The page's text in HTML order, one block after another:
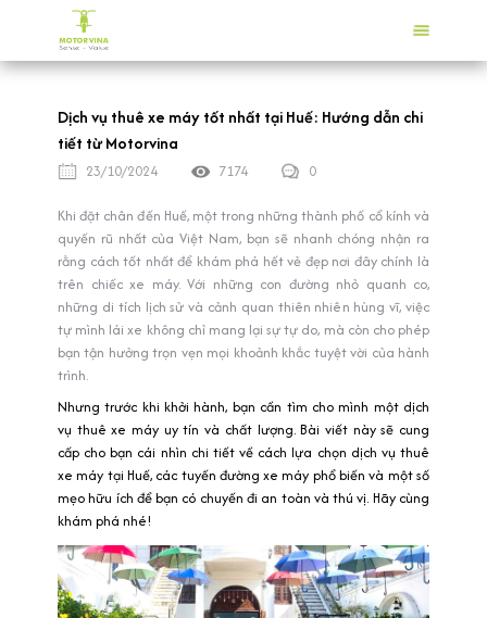
Dịch vụ thuê xe máy tốt nhất tại Huế: Hướng dẫn chi
tiết từ Motorvina
23/10/2024 7174 0
Khi đặt chân đến Huế, một trong những thành phố cổ kính và
quyến rũ nhất của Việt Nam, bạn sẽ nhanh chóng nhận ra
rằng cách tốt nhất để khám phá hết vẻ đẹp nơi đây chính là
trên chiếc xe máy. Với những con đường nhỏ quanh co,
những di tích lịch sử và cảnh quan thiên nhiên hùng vĩ, việc
tự mình lái xe không chỉ mang lại sự tự do, mà còn cho phép
bạn tận hưởng trọn vẹn mọi khoảnh khắc tuyệt vời của hành
trình.
Nhưng trước khi khởi hành, bạn cần tìm cho mình một dịch
vụ thuê xe máy uy tín và chất lượng. Bài viết này sẽ cung
cấp cho bạn cái nhìn chi tiết về cách lựa chọn dịch vụ thuê
xe máy tại Huế, các tuyến đường xe máy phổ biến và một số
mẹo hữu ích để bạn có chuyến đi an toàn và thú vị. Hãy cùng
khám phá nhé!